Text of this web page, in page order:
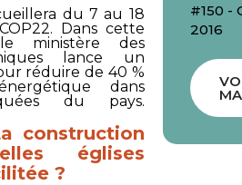
du 7 au 18
Dans cette
le ministère des
lance un
réduire de 40 %
dans
du pays.
construction
églises
?
#150 -
2016